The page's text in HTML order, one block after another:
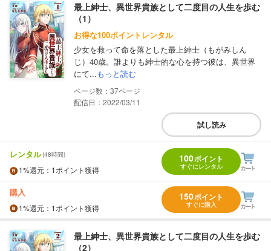
最上紳士、異世界貴族として二度目の人生を歩む
（1）
お得な100ポイントレンタル
少女を救って命を落とした最上紳士（もがみしん
じ）40歳。誰よりも紳士的な心を持つ彼は、異世界
にて...もっと読む
37
配信日：2022/03/11
試し読み
レンタル(48時間)
1%還元 ：1ポイント獲得
100ポイント
すぐにレンタル
購入
1%還元 ：1ポイント獲得
150ポイント
すぐに購入
最上紳士、異世界貴族として二度目の人生を歩む
（2）